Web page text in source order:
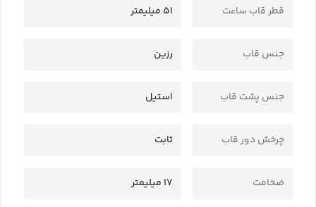
قطر قاب ساعت 51 میلیمتر
جنس قاب رزین
جنس پشت قاب استیل
چرخش دور قاب ثابت
ضخامت 17 میلیمتر